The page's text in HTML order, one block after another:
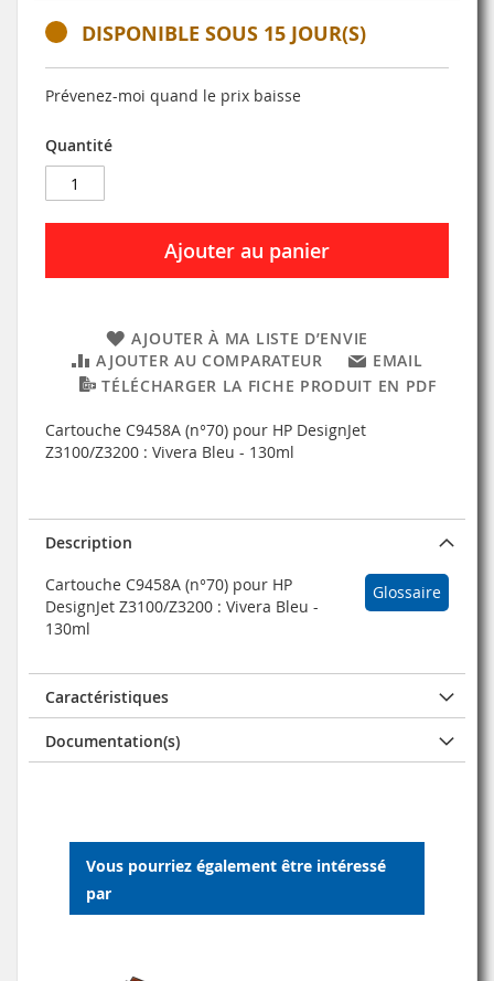
DISPONIBLE SOUS 15 JOUR(S)
Prévenez-moi quand le prix baisse
Quantité
Ajouter au panier
AJOUTER À MA LISTE D’ENVIE
AJOUTER AU COMPARATEUR
EMAIL
TÉLÉCHARGER LA FICHE PRODUIT EN PDF
Cartouche C9458A (n°70) pour HP DesignJet
Z3100/Z3200 : Vivera Bleu - 130ml
Description
Glossaire
Cartouche C9458A (n°70) pour HP
DesignJet Z3100/Z3200 : Vivera Bleu -
130ml
Caractéristiques
Documentation(s)
Vous pourriez également être intéressé
par